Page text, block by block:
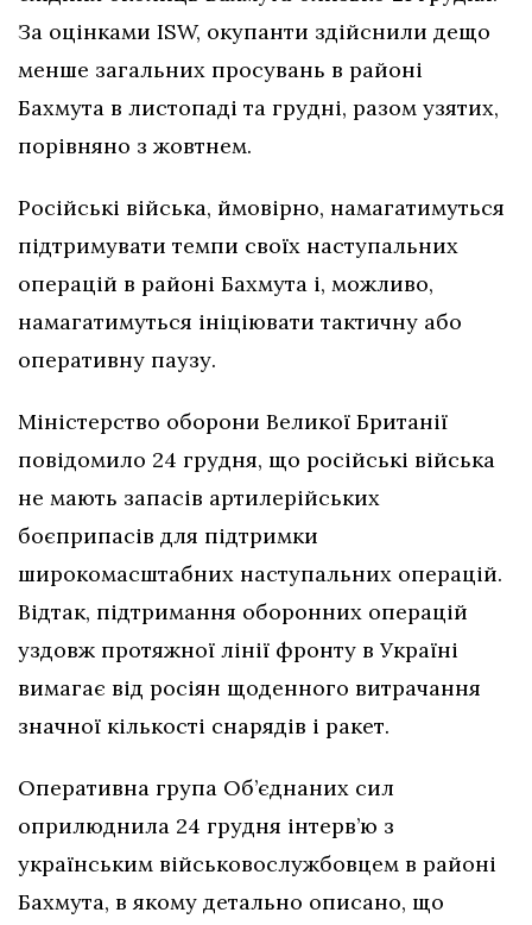
За оцінками ISW, окупанти здійснили дещо
менше загальних просувань в районі
Бахмута в листопаді та грудні, разом узятих,
порівняно з жовтнем.
Російські війська, ймовірно, намагатимуться
підтримувати темпи своїх наступальних
операцій в районі Бахмута і, можливо,
намагатимуться ініціювати тактичну або
оперативну паузу.
Міністерство оборони Великої Британії
повідомило 24 грудня, що російські війська
не мають запасів артилерійських
боєприпасів для підтримки
широкомасштабних наступальних операцій.
Відтак, підтримання оборонних операцій
уздовж протяжної лінії фронту в Україні
вимагає від росіян щоденного витрачання
значної кількості снарядів і ракет.
Оперативна група Об’єднаних сил
оприлюднила 24 грудня інтерв’ю з
українським військовослужбовцем в районі
Бахмута, в якому детально описано, що